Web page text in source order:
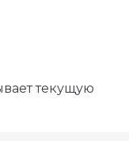
текущую